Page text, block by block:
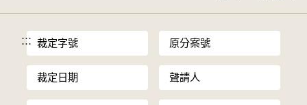
::: 裁定字號 原分案號
裁定日期 聲請人